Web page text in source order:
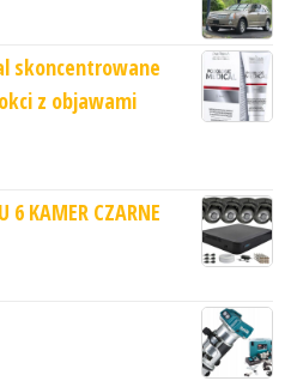
skoncentrowane
z objawami
6 KAMER CZARNE